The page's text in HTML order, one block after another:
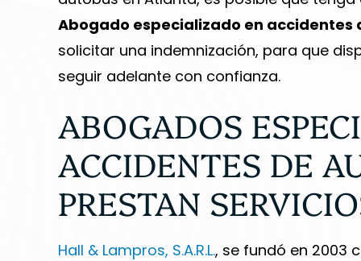
Abogado especializado en accidentes
solicitar una indemnización, para que
seguir adelante con confianza.
ABOGADOS
ACCIDENTES DE
PRESTAN
Hall & Lampros, S.A.R.L., se fundó en 2003
se encargó de recopilar mi
información...
-TERYN LONG
excelente
-